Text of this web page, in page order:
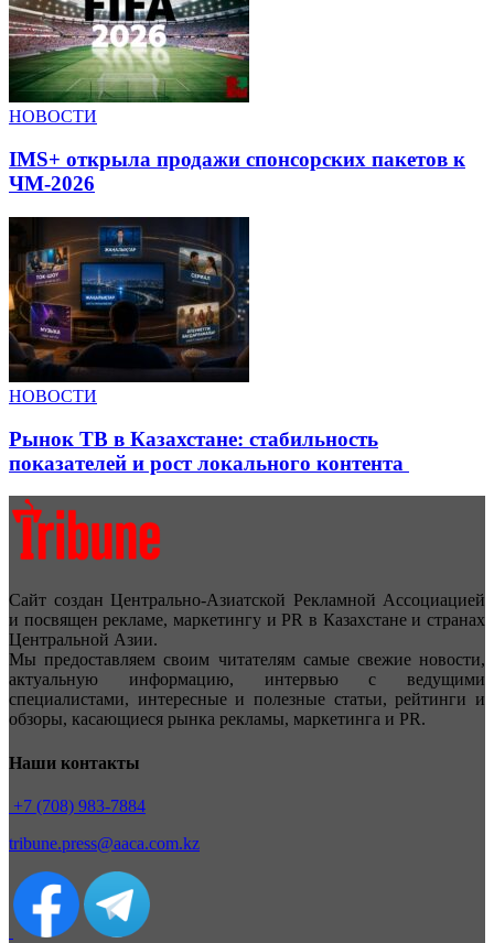
НОВОСТИ
IMS+ открыла продажи спонсорских пакетов к
ЧМ-2026
НОВОСТИ
Рынок ТВ в Казахстане: стабильность
показателей и рост локального контента
Сайт создан Центрально-Азиатской Рекламной Ассоциацией
и посвящен рекламе, маркетингу и PR в Казахстане и странах
Центральной Азии.
Мы предоставляем своим читателям самые свежие новости,
актуальную информацию, интервью с ведущими
специалистами, интересные и полезные статьи, рейтинги и
обзоры, касающиеся рынка рекламы, маркетинга и PR.
Наши контакты
+7 (708) 983-7884
tribune.press@aaca.com.kz